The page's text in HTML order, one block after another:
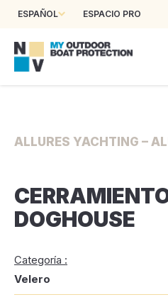
ESPAÑOL ESPACIO PRO
ALLURES YACHTING –
DOGHOUSE
Categoría :
Velero